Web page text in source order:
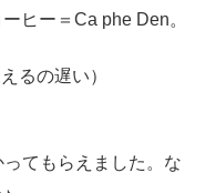
ヒー＝Ca phe Den。
るの遅い）
てもらえました。な